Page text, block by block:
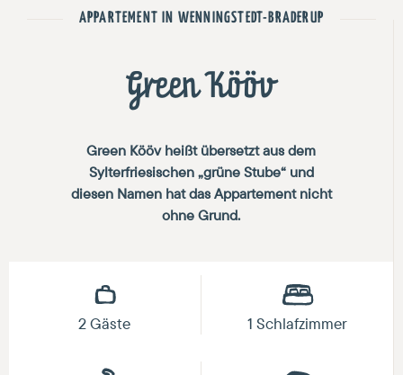
APPARTEMENT IN WENNINGSTEDT-BRADERUP
Green Kööv
Green Kööv heißt übersetzt aus dem
Sylterfriesischen „grüne Stube“ und
diesen Namen hat das Appartement nicht
ohne Grund.
2 Gäste 1 Schlafzimmer